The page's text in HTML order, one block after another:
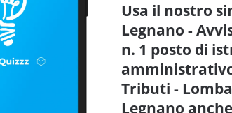
Usa il nostro
Legnano -
n. 1 posto di
Tributi -
Legnano